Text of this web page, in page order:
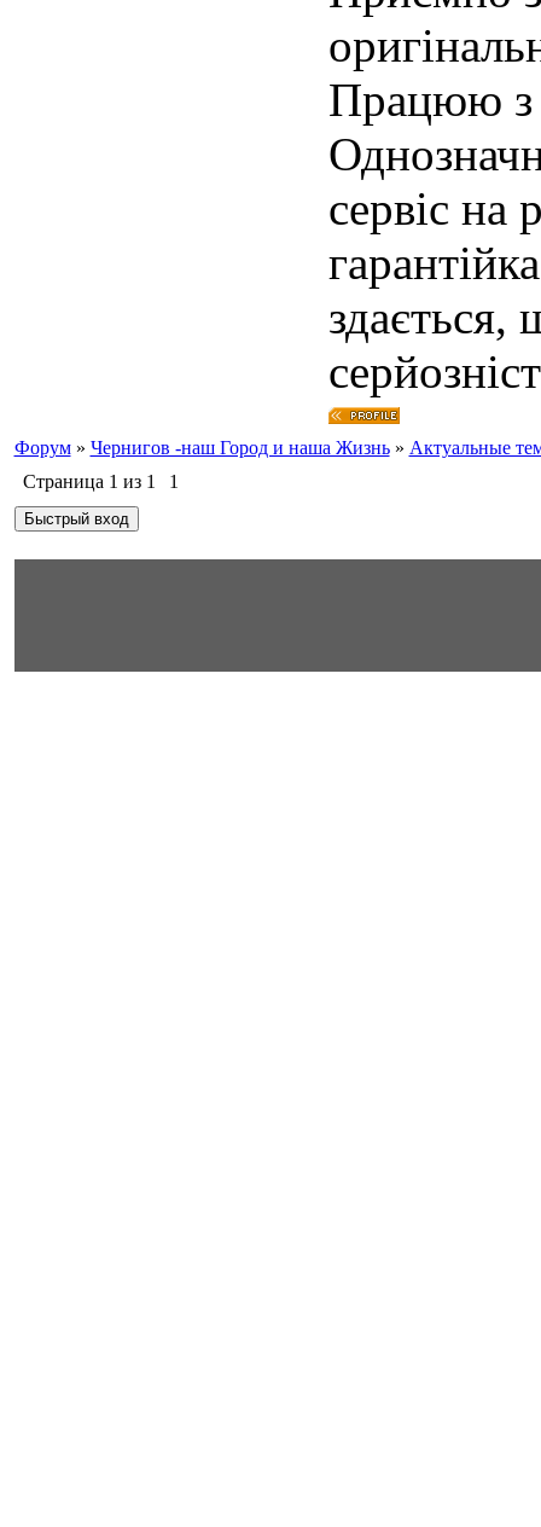
Працюю з
сервіс на
здається,
Форум » Чернигов -наш Город и наша Жизнь » Актуальные
Страница 1 из 1 1